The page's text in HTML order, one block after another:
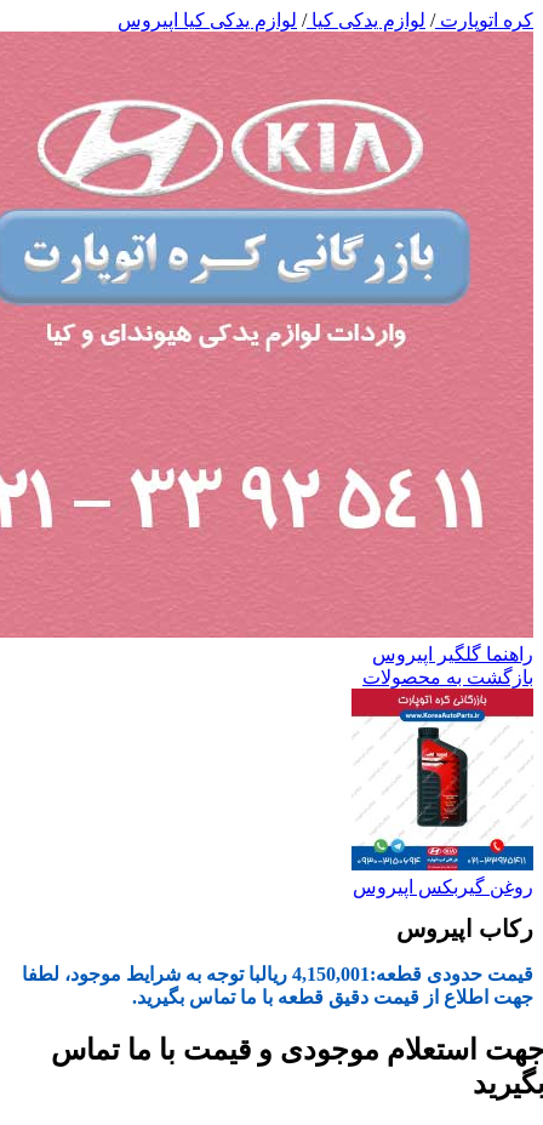
کره اتوپارت/ لوازم یدکی کیا/ لوازم یدکی کیا اپیروس
راهنما گلگیر اپیروس
بازگشت به محصولات
روغن گیربکس اپیروس
رکاب اپیروس
قیمت حدودی قطعه:4,150,001 ریالبا توجه به شرایط موجود، لطفا
جهت اطلاع از قیمت دقیق قطعه با ما تماس بگیرید.
استعلام موجودی و قیمت با ما تماس